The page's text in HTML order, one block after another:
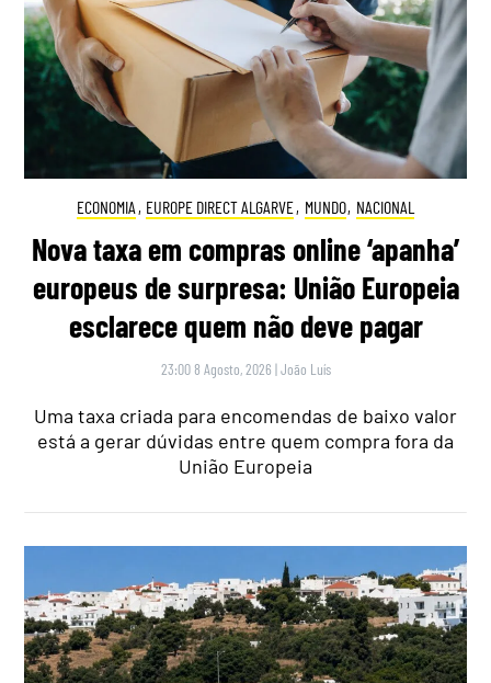
ECONOMIA , EUROPE DIRECT ALGARVE, MUNDO, NACIONAL
Nova taxa em compras online ‘apanha’
europeus de surpresa: União Europeia
esclarece quem não deve pagar
23:00 8 Agosto, 2026 |João Luís
Uma taxa criada para encomendas de baixo valor
está a gerar dúvidas entre quem compra fora da
União Europeia